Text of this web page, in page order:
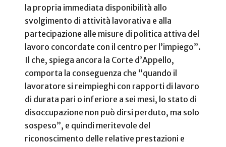
la propria immediata disponibilità allo
svolgimento di attività lavorativa e alla
partecipazione alle misure di politica attiva del
lavoro concordate con il centro per l’impiego”.
Il che, spiega ancora la Corte d’Appello,
comporta la conseguenza che “quando il
lavoratore si reimpieghi con rapporti di lavoro
di durata pari o inferiore a sei mesi, lo stato di
disoccupazione non può dirsi perduto, ma solo
sospeso”, e quindi meritevole del
riconoscimento delle relative prestazioni e